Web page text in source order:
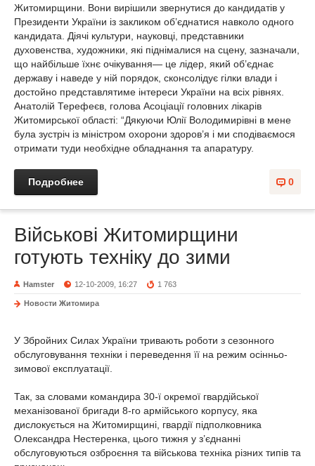
Житомирщини. Вони вирішили звернутися до кандидатів у
Президенти України із закликом об’єднатися навколо одного
кандидата. Діячі культури, науковці, представники
духовенства, художники, які піднімалися на сцену, зазначали,
що найбільше їхнє очікування— це лідер, який об’єднає
державу і наведе у ній порядок, сконсолідує гілки влади і
достойно представлятиме інтереси України на всіх рівнях.
Анатолій Терефеєв, голова Асоціації головних лікарів
Житомирської області: “Дякуючи Юлії Володимирівні в мене
була зустріч із міністром охорони здоров’я і ми сподіваємося
отримати туди необхідне обладнання та апаратуру.
0
Подробнее
Військові Житомирщини
готують техніку до зими
Hamster 12-10-2009, 16:27 1 763
Новости Житомира
У Збройних Силах України тривають роботи з сезонного
обслуговування техніки і переведення її на режим осінньо-
зимової експлуатації.
Так, за словами командира 30-ї окремої гвардійської
механізованої бригади 8-го армійського корпусу, яка
дислокується на Житомирщині, гвардії підполковника
Олександра Нестеренка, цього тижня у з’єднанні
обслуговуються озброєння та військова техніка різних типів та